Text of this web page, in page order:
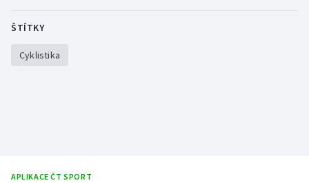
Sportovní střelba
Stolní tenis
ŠTÍTKY
Cyklistika
APLIKACE ČT SPORT